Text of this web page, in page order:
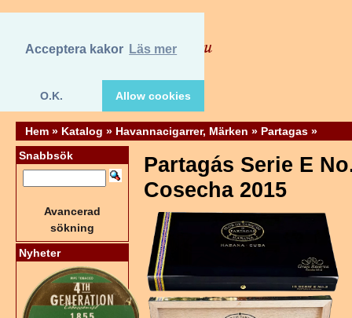
Acceptera kakor Läs mer
O.K. Allow cookies
Hem » Katalog » Havannacigarrer, Märken » Partagas »
Partagás Serie E
Cosecha 2015
Snabbsök
Avancerad
sökning
Nyheter